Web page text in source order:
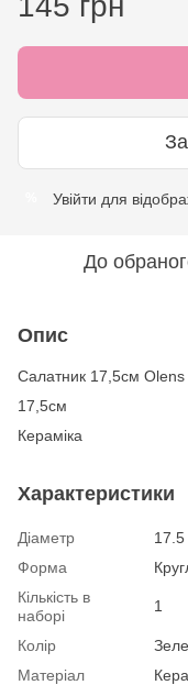
Увійти для
До
Опис
Салатник 17,5см
17,5см
Кераміка
Характеристики
Діаметр
17.5
Форма
Кількість в
наборі
1
Колір
Матеріал